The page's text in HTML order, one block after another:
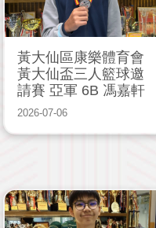
黃大仙區康樂體育會
黃大仙盃三人籃球邀
請賽 亞軍 6B 馮嘉軒
2026-07-06